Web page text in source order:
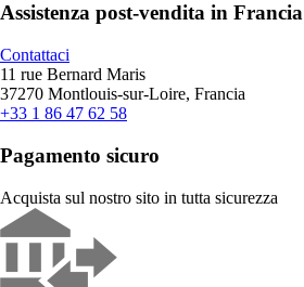
Assistenza post-vendita in Francia
Contattaci
11 rue Bernard Maris
37270 Montlouis-sur-Loire, Francia
+33 1 86 47 62 58
Pagamento sicuro
Acquista sul nostro sito in tutta sicurezza